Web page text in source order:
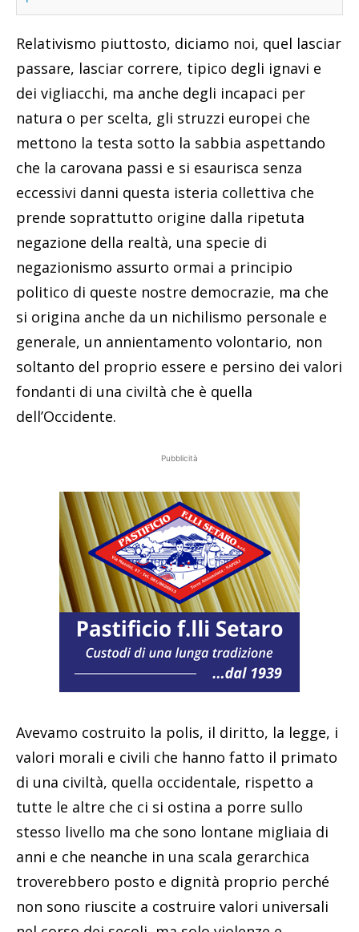
Relativismo piuttosto, diciamo noi, quel lasciar
passare, lasciar correre, tipico degli ignavi e
dei vigliacchi, ma anche degli incapaci per
natura o per scelta, gli struzzi europei che
mettono la testa sotto la sabbia aspettando
che la carovana passi e si esaurisca senza
eccessivi danni questa isteria collettiva che
prende soprattutto origine dalla ripetuta
negazione della realtà, una specie di
negazionismo assurto ormai a principio
politico di queste nostre democrazie, ma che
si origina anche da un nichilismo personale e
generale, un annientamento volontario, non
soltanto del proprio essere e persino dei valori
fondanti di una civiltà che è quella
dell’Occidente.
Pubblicità
Avevamo costruito la polis, il diritto, la legge, i
valori morali e civili che hanno fatto il primato
di una civiltà, quella occidentale, rispetto a
tutte le altre che ci si ostina a porre sullo
stesso livello ma che sono lontane migliaia di
anni e che neanche in una scala gerarchica
troverebbero posto e dignità proprio perché
non sono riuscite a costruire valori universali